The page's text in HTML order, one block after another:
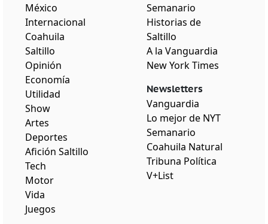
México
Internacional
Coahuila
Saltillo
Opinión
Economía
Utilidad
Show
Artes
Deportes
Afición Saltillo
Tech
Motor
Vida
Juegos
Semanario
Historias de
Saltillo
A la Vanguardia
New York Times
Newsletters
Vanguardia
Lo mejor de NYT
Semanario
Coahuila Natural
Tribuna Política
V+List